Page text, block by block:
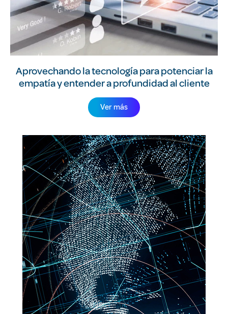
Aprovechando la tecnología para potenciar la
empatía y entender a profundidad al cliente
Ver más